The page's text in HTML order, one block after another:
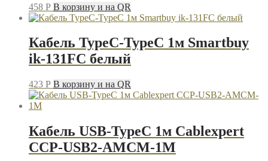
458 P В корзину и на QR
Кабель TypeC-TypeC 1м Smartbuy
ik-131FC белый
423 P В корзину и на QR
Кабель USB-TypeC 1м Cablexpert
CCP-USB2-AMCM-1M